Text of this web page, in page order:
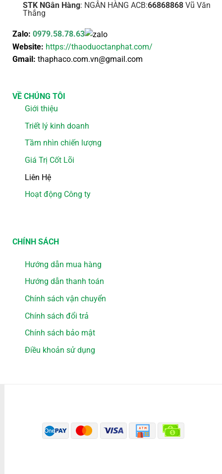
STK NGân Hàng: NGÂN HÀNG ACB:66868868Vũ Văn
Thắng
Zalo: 0979.58.78.63
Website: https://thaoduoctanphat.com/
Gmail: thaphaco.com.vn@gmail.com
VỀ CHÚNG TÔI
Giới thiệu
Triết lý kinh doanh
Tầm nhìn chiến lượng
Giá Trị Cốt Lõi
Liên Hệ
Hoạt động Công ty
CHÍNH SÁCH
Hướng dẫn mua hàng
Hướng dẫn thanh toán
Chính sách vận chuyển
Chính sách đổi trả
Chính sách bảo mật
Điều khoản sử dụng